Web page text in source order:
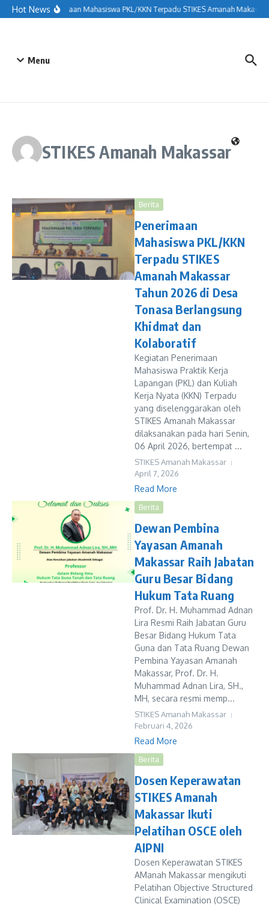
Lewati ke konten
Hot NewsPenerimaan Mahasiswa PKL/KKN Terpadu STIKES Amanah
Menu
STIKES Amanah Makassar
Berita
Penerimaan
Mahasiswa PKL/KKN
Terpadu STIKES
Amanah Makassar
Tahun 2026 di Desa
Tonasa Berlangsung
Khidmat dan
Kolaboratif
Kegiatan Penerimaan
Mahasiswa Praktik Kerja
Lapangan (PKL) dan Kuliah
Kerja Nyata (KKN) Terpadu
yang diselenggarakan oleh
STIKES Amanah Makassar
dilaksanakan pada hari Senin,
06 April 2026, bertempat ...
STIKES Amanah Makassar
April 7, 2026
Read More
Berita
Dewan Pembina
Yayasan Amanah
Makassar Raih Jabatan
Guru Besar Bidang
Hukum Tata Ruang
Prof. Dr. H. Muhammad Adnan
Lira Resmi Raih Jabatan Guru
Besar Bidang Hukum Tata
Guna dan Tata Ruang Dewan
Pembina Yayasan Amanah
Makassar, Prof. Dr. H.
Muhammad Adnan Lira, SH.,
MH, secara resmi memp...
STIKES Amanah Makassar
Februari 4, 2026
Read More
Berita
Dosen Keperawatan
STIKES Amanah
Makassar Ikuti
Pelatihan OSCE oleh
AIPNI
Dosen Keperawatan STIKES
AManah Makassar mengikuti
Pelatihan Objective Structured
Clinical Examination (OSCE)